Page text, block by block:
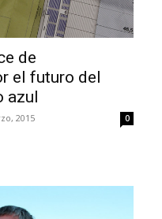
de
el futuro del
azul
2015 0